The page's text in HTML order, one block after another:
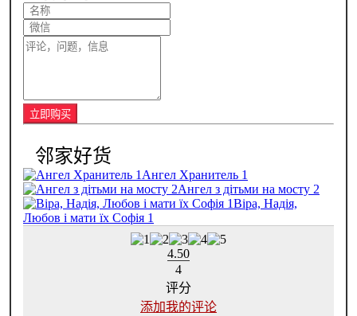
Ангел Хранитель 1
Ангел з дітьми на мосту 2
Віра, Надія,
Любов і мати їх Софія 1
4.50
4
评分
添加我的评论